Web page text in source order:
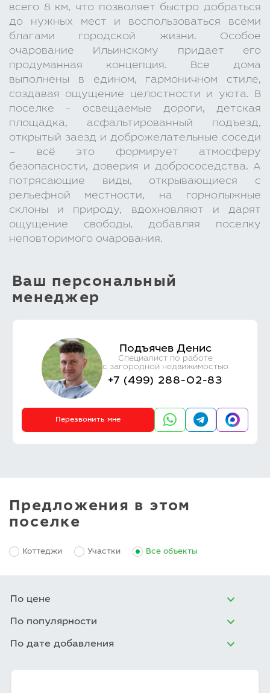
всего 8 км, что позволяет быстро добраться
до нужных мест и воспользоваться всеми
благами городской жизни. Особое
очарование Ильинскому придает его
продуманная концепция. Все дома
выполнены в едином, гармоничном стиле,
создавая ощущение целостности и уюта. В
поселке - освещаемые дороги, детская
площадка, асфальтированный подъезд,
открытый заезд и доброжелательные соседи
– всё это формирует атмосферу
безопасности, доверия и добрососедства. А
потрясающие виды, открывающиеся с
рельефной местности, на горнолыжные
склоны и природу, вдохновляют и дарят
ощущение свободы, добавляя поселку
неповторимого очарования.
Ваш персональный
менеджер
Подъячев Денис
Специалист по работе
с загородной недвижимостью
+7 (499) 288-02-83
Перезвонить мне
Предложения в этом
поселке
Коттеджи Участки Все объекты
По цене
По популярности
По дате добавления